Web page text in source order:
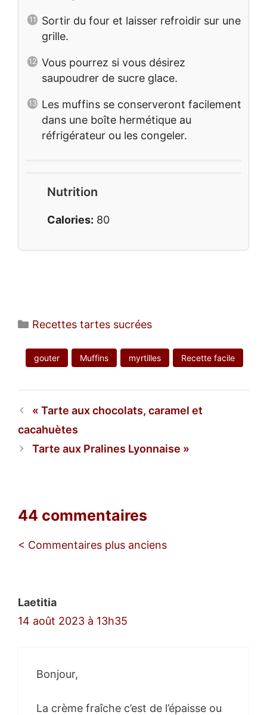
Sortir du four et laisser refroidir sur une
grille.
Vous pourrez si vous désirez
saupoudrer de sucre glace.
Les muffins se conserveront facilement
dans une boîte hermétique au
réfrigérateur ou les congeler.
Nutrition
Calories: 80
Catégories
Recettes tartes sucrées
gouter Muffins myrtilles Recette facile
Tarte aux chocolats, caramel et
cacahuètes
Tarte aux Pralines Lyonnaise
44 commentaires
Navigation
< Commentaires plus anciens
Laetitia
14 août 2023 à 13h35
Bonjour,
La crème fraîche c’est de l’épaisse ou